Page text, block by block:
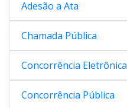
Adesão a Ata
Chamada Pública
Concorrência Eletrônica
Concorrência Pública